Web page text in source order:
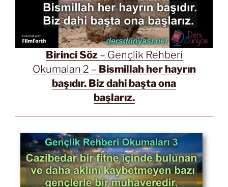
Birinci Söz– Gençlik Rehberi
Okumaları 2 – Bismillah her hayrın
başıdır. Biz dahi başta ona
başlarız.